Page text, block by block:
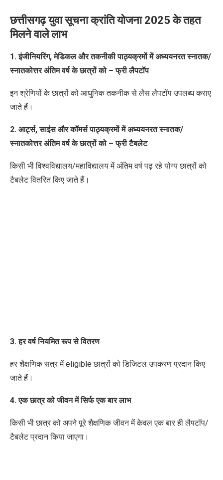
छत्तीसगढ़ युवा सूचना क्रांति योजना2025 के तहत
मिलने वाले लाभ
1. इंजीनियरिंग,मेडिकल और तकनीकी पाठ्यक्रमों में अध्ययनरत स्नातक/
स्नातकोत्तर अंतिम वर्ष के छात्रों को – फ्री लैपटॉप
इन श्रेणियों के छात्रों को आधुनिक तकनीक से लैस लैपटॉप उपलब्ध कराए
जाते हैं।
2. आर्ट्स,साइंस और कॉमर्स पाठ्यक्रमों में अध्ययनरत स्नातक/
स्नातकोत्तर अंतिम वर्ष के छात्रों को – फ्री टैबलेट
किसी भी विश्वविद्यालय/महाविद्यालय में अंतिम वर्ष पढ़ रहे योग्य छात्रों को
टैबलेट वितरित किए जाते हैं।
3. हर वर्ष नियमित रूप से वितरण
हर शैक्षणिक सत्र मेंeligibleछात्रों को डिजिटल उपकरण प्रदान किए
जाते हैं।
4. एक छात्र को जीवन में सिर्फ एक बार लाभ
किसी भी छात्र को अपने पूरे शैक्षणिक जीवन में केवल एक बार ही लैपटॉप/
टैबलेट प्रदान किया जाएगा।